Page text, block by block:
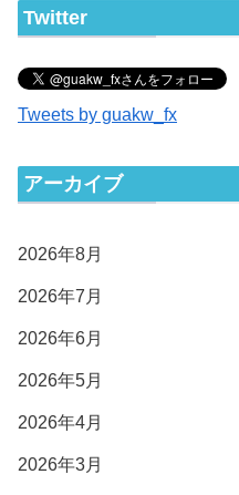
Twitter
Tweets by guakw_fx
アーカイブ
2026年8月
2026年7月
2026年6月
2026年5月
2026年4月
2026年3月